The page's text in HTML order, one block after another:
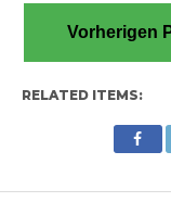
Vorherigen
RELATED ITEMS: